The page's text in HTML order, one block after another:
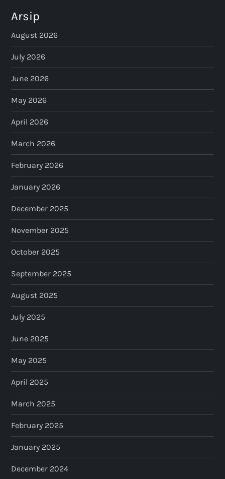
Arsip
August 2026
July 2026
June 2026
May 2026
April 2026
March 2026
February 2026
January 2026
December 2025
November 2025
October 2025
September 2025
August 2025
July 2025
June 2025
May 2025
April 2025
March 2025
February 2025
January 2025
December 2024